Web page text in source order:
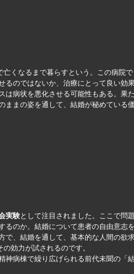
くなるまで暮らすという。この病院
のではないか、治療にとって良い効
病状を悪化させる可能性もある。果
まの姿を通して、結婚が秘めている
実験として注目されました。ここで問
のか。結婚について患者の自由意志
、結婚を通して、基本的な人間の欲
効力が試されるのです。
病棟で繰り広げられる前代未聞の「